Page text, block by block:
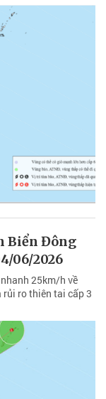
Biển Đông
06/2026
25km/h về
rủi ro thiên tai cấp 3